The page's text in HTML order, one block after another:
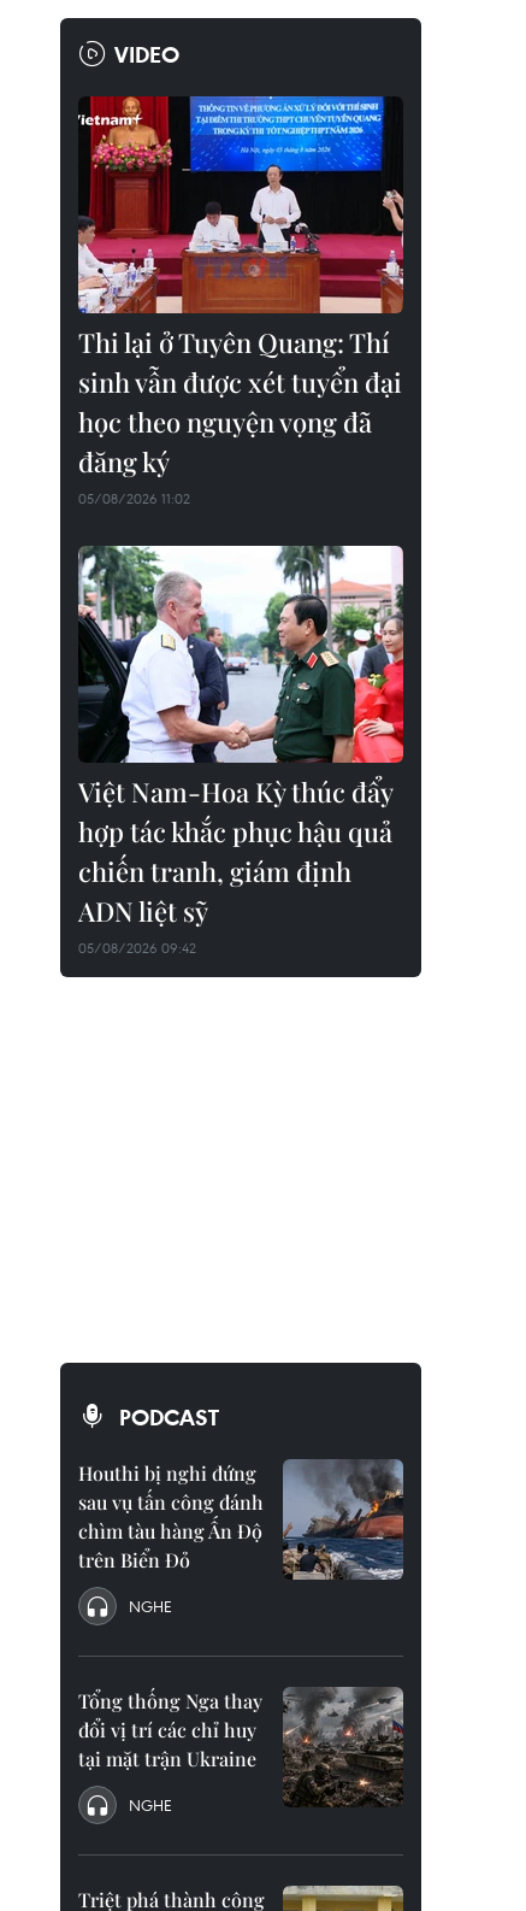
VIDEO
Thi lại ở Tuyên Quang: Thí
sinh vẫn được xét tuyển đại
học theo nguyện vọng đã
đăng ký
05/08/2026 11:02
Việt Nam-Hoa Kỳ thúc đẩy
hợp tác khắc phục hậu quả
chiến tranh, giám định
ADN liệt sỹ
05/08/2026 09:42
PODCAST
Houthi bị nghi đứng
sau vụ tấn công đánh
chìm tàu hàng Ấn Độ
trên Biển Đỏ
NGHE
Tổng thống Nga thay
đổi vị trí các chỉ huy
tại mặt trận Ukraine
NGHE
Triệt phá thành công